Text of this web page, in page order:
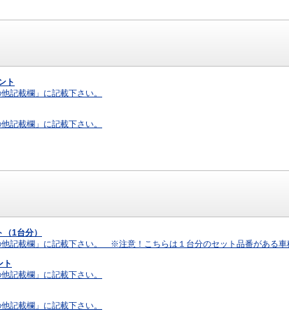
ト
記載欄」に記載下さい。
記載欄」に記載下さい。
1台分）
記載欄」に記載下さい。 ※注意！こちらは１台分のセット品番がある車
ト
記載欄」に記載下さい。
記載欄」に記載下さい。